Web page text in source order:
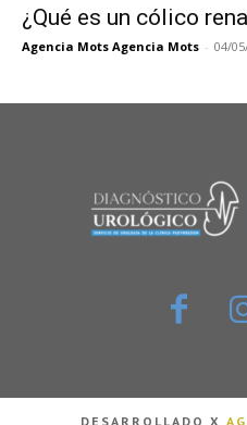
¿Qué es un cólico
Agencia Mots Agencia Mots - 04/
DESARROLLADO X